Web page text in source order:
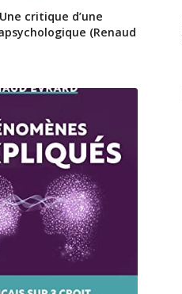
critique d’une
(Renaud